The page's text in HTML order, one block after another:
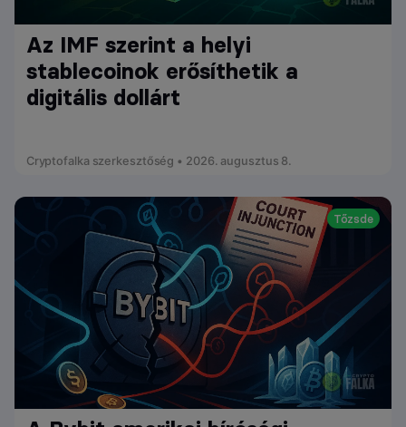
Az IMF szerint a helyi
stablecoinok erősíthetik a
digitális dollárt
Cryptofalka szerkesztőség • 2026. augusztus 8.
Tőzsde